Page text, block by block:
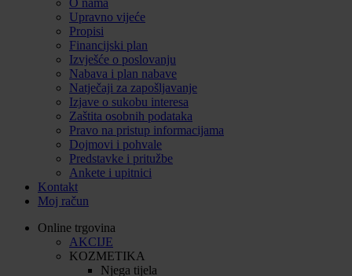
O nama
Upravno vijeće
Propisi
Financijski plan
Izvješće o poslovanju
Nabava i plan nabave
Natječaji za zapošljavanje
Izjave o sukobu interesa
Zaštita osobnih podataka
Pravo na pristup informacijama
Dojmovi i pohvale
Predstavke i pritužbe
Ankete i upitnici
Kontakt
Moj račun
Online trgovina
AKCIJE
KOZMETIKA
Njega tijela